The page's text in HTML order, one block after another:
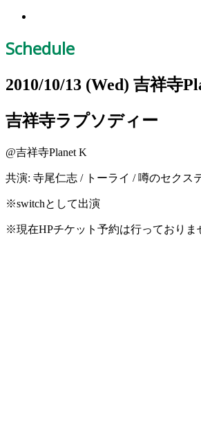
Schedule
2010/10/13 (Wed) 吉祥寺
吉祥寺ラプソディー
@吉祥寺Planet K
共演: 寺尾仁志 / トーライ / 噂のセクス
※switchとして出演
※現在HPチケット予約は行っておりま